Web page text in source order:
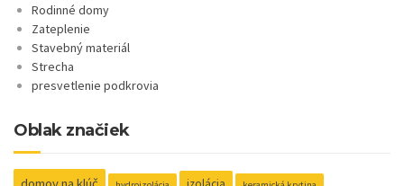
Rodinné domy
Zateplenie
Stavebný materiál
Strecha
presvetlenie podkrovia
Oblak značiek